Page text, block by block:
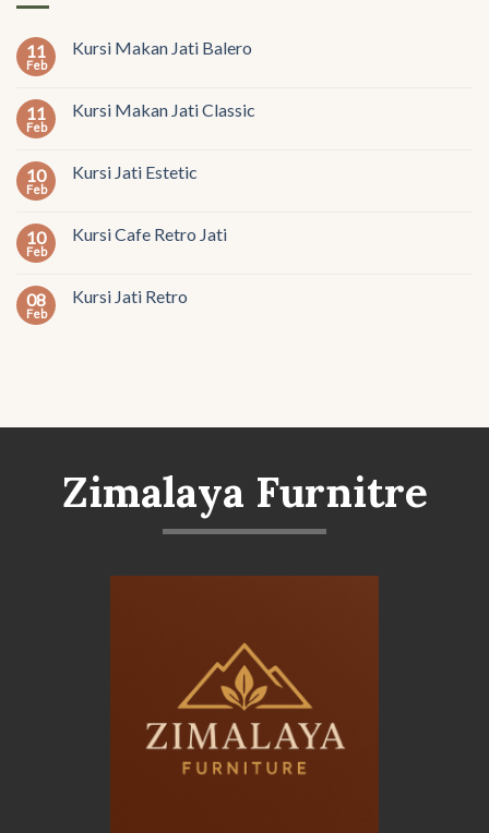
11
Feb
Kursi Makan Jati Balero
11
Feb
Kursi Makan Jati Classic
10
Feb
Kursi Jati Estetic
10
Feb
Kursi Cafe Retro Jati
08
Feb
Kursi Jati Retro
Zimalaya Furnitre